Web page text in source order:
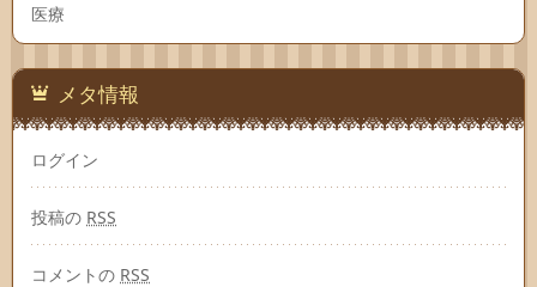
医療
メタ情報
ログイン
投稿の RSS
コメントの RSS